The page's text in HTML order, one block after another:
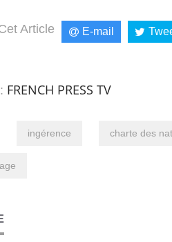
Article E-mail
FRENCH PRESS TV
ingérence charte des